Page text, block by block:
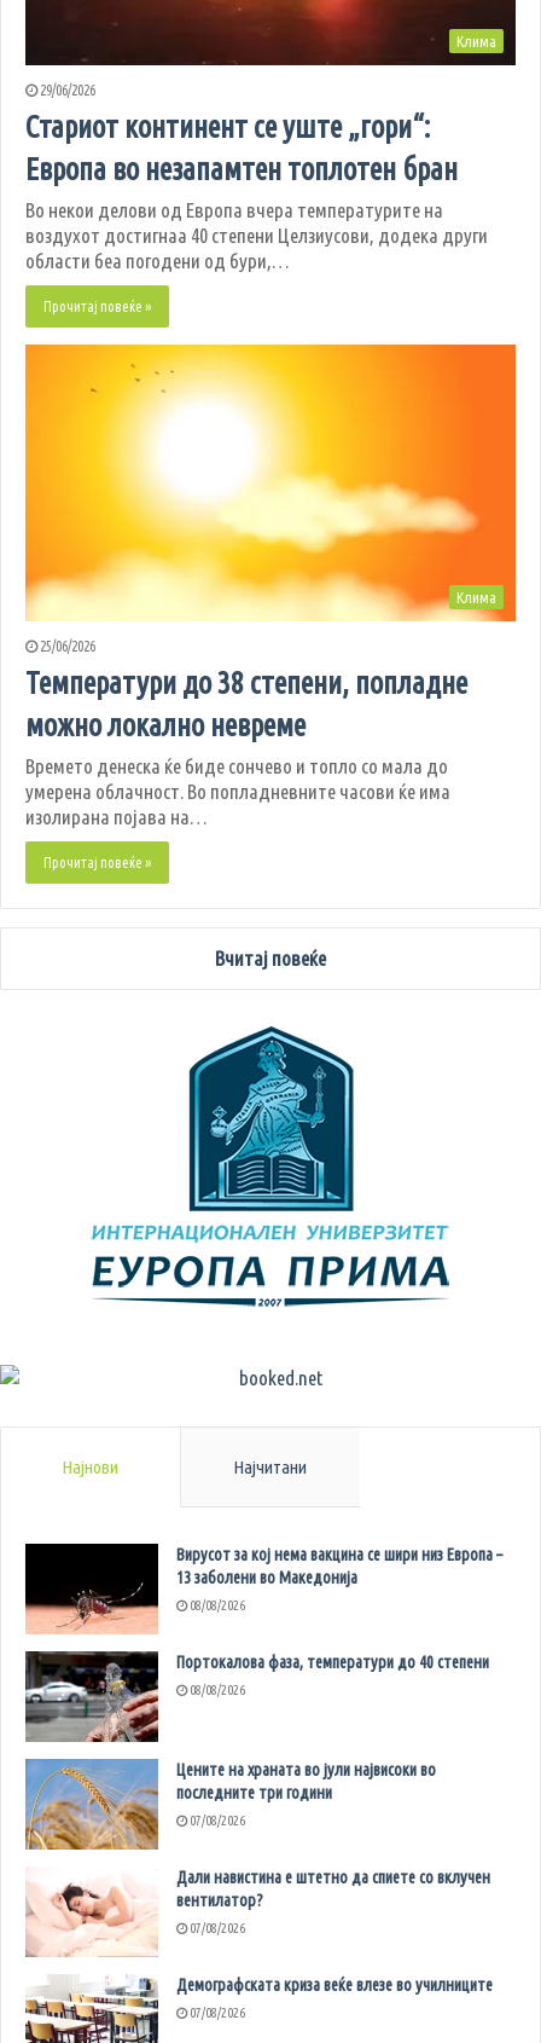
Клима
29/06/2026
Стариот континент се уште „гори“:
Европа во незапамтен топлотен бран
Во некои делови од Европа вчера температурите на
воздухот достигнаа 40 степени Целзиусови, додека други
области беа погодени од бури,…
Прочитај повеќе »
Клима
25/06/2026
Температури до 38 степени, попладне
можно локално невреме
Времето денеска ќе биде сончево и топло со мала до
умерена облачност. Во попладневните часови ќе има
изолирана појава на…
Прочитај повеќе »
Вчитај повеќе
Најнови Најчитани
Вирусот за кој нема вакцина се шири низ Европа –
13 заболени во Македонија
08/08/2026
Портокалова фаза, температури до 40 степени
08/08/2026
Цените на храната во јули највисоки во
последните три години
07/08/2026
Дали навистина е штетно да спиете со вклучен
вентилатор?
07/08/2026
Демографската криза веќе влезе во училниците
07/08/2026